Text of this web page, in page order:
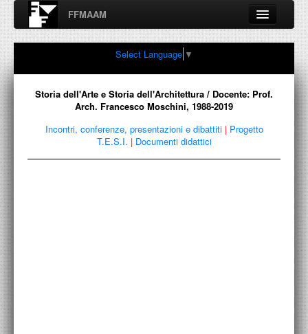
FFMAAM
Fondo Francesco Moschini
A.A.M. Architettura Arte Moderna
Percorsi, nodi, sconfinamenti e contaminazioni tra Arte,
Select Language ▼
Storia dell'Arte e Storia dell'Architettura / Docente: Prof.
Arch. Francesco Moschini, 1988-2019
Incontri, conferenze, presentazioni e dibattiti | Progetto
T.E.S.I. | Documenti didattici